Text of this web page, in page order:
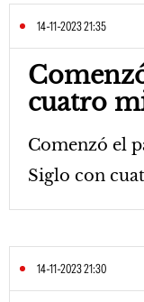
14-11-2023 21:35
cuatro
Comenzó el
Siglo con
14-11-2023 21:30